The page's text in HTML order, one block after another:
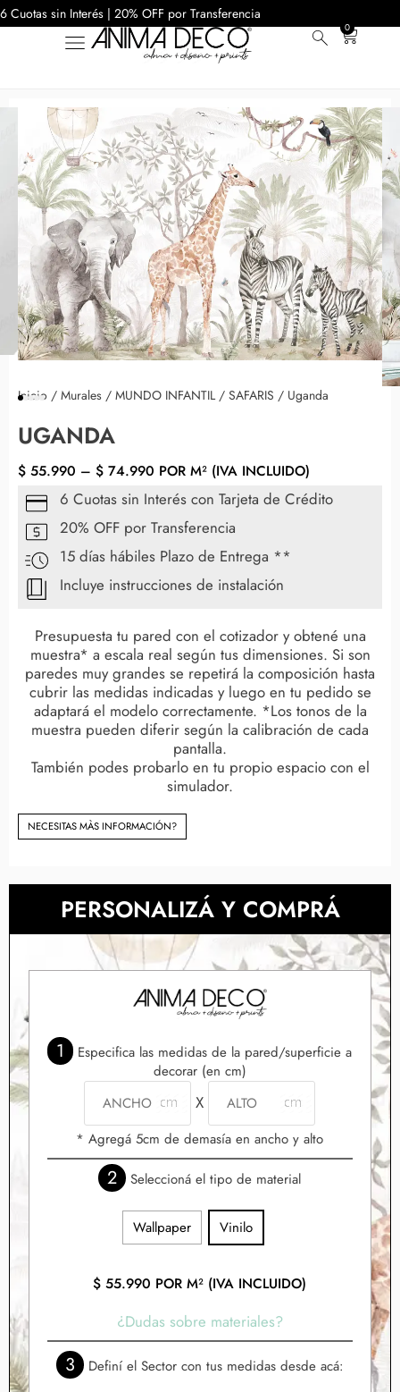
6 Cuotas sin Interés | 20% OFF por Transferencia
0
Inicio / Murales / MUNDO INFANTIL/ SAFARIS / Uganda
UGANDA
$ 55.990 – $ 74.990 POR M² (IVA INCLUIDO)
6 Cuotas sin Interés con Tarjeta de Crédito
20% OFF por Transferencia
15 días hábiles Plazo de Entrega **
Incluye instrucciones de instalación
Presupuesta tu pared con el cotizador y obtené una
muestra* a escala real según tus dimensiones. Si son
paredes muy grandes se repetirá la composición hasta
cubrir las medidas indicadas y luego en tu pedido se
adaptará el modelo correctamente. *Los tonos de la
muestra pueden diferir según la calibración de cada
pantalla.
También podes probarlo en tu propio espacio con el
simulador.
NECESITAS MÀS INFORMACIÓN?
PERSONALIZÁ Y COMPRÁ
1
Especifica las medidas de la pared/superficie a
decorar (en cm)
X
* Agregá 5cm de demasía en ancho y alto
2 Seleccioná el tipo de material
Wallpaper Vinilo
$ 55.990 POR M² (IVA INCLUIDO)
¿Dudas sobre materiales?
3 Definí el Sector con tus medidas desde acá: